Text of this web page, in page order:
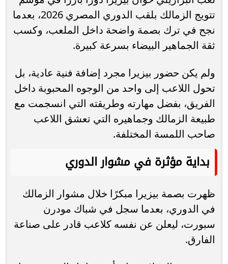
تتويج الزمالك بلقب الدوري المصري 2026، بعدما
نجح في ترك بصمة واضحة داخل الملعب، وكسب
ثقة الجماهير البيضاء بسرعة كبيرة.
ولم يكن حضور بيزيرا مجرد إضافة فنية عادية، بل
تحول اللاعب إلى واحد من الوجوه المحبوبة داخل
الفريق، بفضل مهارته وطريقته التي انسجمت مع
طبيعة الزمالك وجماهيره التي تعشق اللاعب
صاحب اللمسة المختلفة.
بداية مؤثرة في مشوار الدوري
ظهرت بصمة بيزيرا مبكرًا خلال مشوار الزمالك
في الدوري، بعدما سجل في شباك مودرن
سبورت، ليعلن عن نفسه كلاعب قادر على صناعة
الفارق.